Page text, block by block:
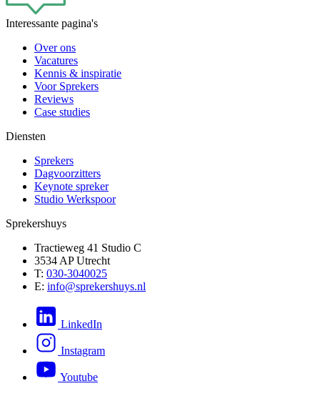
Interessante pagina's
Over ons
Vacatures
Kennis & inspiratie
Voor Sprekers
Reviews
Case studies
Diensten
Sprekers
Dagvoorzitters
Keynote spreker
Studio Werkspoor
Sprekershuys
Tractieweg 41 Studio C
3534 AP Utrecht
T: 030-3040025
E: info@sprekershuys.nl
LinkedIn
Instagram
Youtube